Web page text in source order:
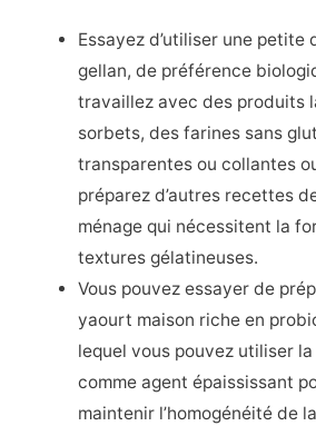
Essayez d’utiliser une petite
gellan, de préférence
travaillez avec des produits
sorbets, des farines sans
transparentes ou collantes
préparez d’autres recettes
ménage qui nécessitent la
textures gélatineuses.
Vous pouvez essayer de
yaourt maison riche en
lequel vous pouvez utiliser la
comme agent épaississant
maintenir l’homogénéité de